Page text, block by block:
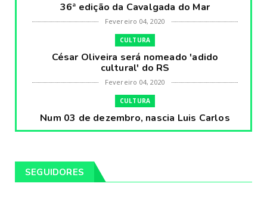
36ª edição da Cavalgada do Mar
Fevereiro 04, 2020
CULTURA
César Oliveira será nomeado 'adido
cultural' do RS
Fevereiro 04, 2020
CULTURA
Num 03 de dezembro, nascia Luis Carlos
Prestes, o Cavaleiro ...
Pintores da Temática Gauchesca - parte
SEGUIDORES